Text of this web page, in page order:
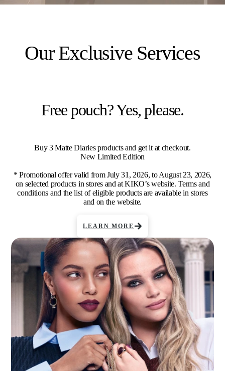
Our Exclusive Services
Free pouch? Yes, please.
Buy 3 Matte Diaries products and get it at checkout.
New Limited Edition
* Promotional offer valid from July 31, 2026, to August 23, 2026,
on selected products in stores and at KIKO’s website. Terms and
conditions and the list of eligible products are available in stores
and on the website.
LEARN MORE